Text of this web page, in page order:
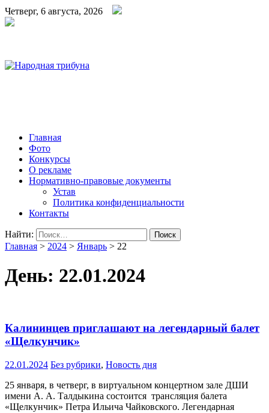
Четверг, 6 августа, 2026
Главная
Фото
Конкурсы
О рекламе
Нормативно-правовые документы
Устав
Политика конфиденциальности
Контакты
Найти:
Главная > 2024 > Январь > 22
День: 22.01.2024
Калининцев приглашают на легендарный балет
«Щелкунчик»
22.01.2024 Без рубрики, Новость дня
25 января, в четверг, в виртуальном концертном зале ДШИ
имени А. А. Талдыкина состоится трансляция балета
«Щелкунчик» Петра Ильича Чайковского. Легендарная